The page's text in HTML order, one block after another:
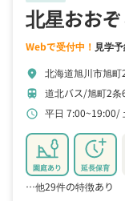
北星おお
Webで受付中！ 見学
location_on 北海道旭川市旭
train 道北バス/旭町2条
schedule 平日 7:00~19:00
園庭あり 延長保育
…他29件の特徴あり